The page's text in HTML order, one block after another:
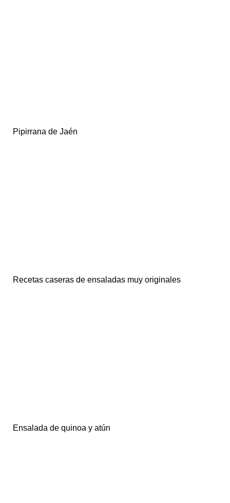
Pipirrana de Jaén
Recetas caseras de ensaladas muy originales
Ensalada de quinoa y atún